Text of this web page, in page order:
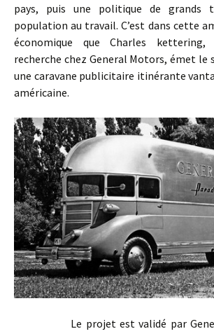
pays, puis une politique de grands
population au travail. C’est dans cette
économique que Charles
recherche chez General Motors, émet le
une caravane publicitaire itinérante
américaine.
Le projet est validé par